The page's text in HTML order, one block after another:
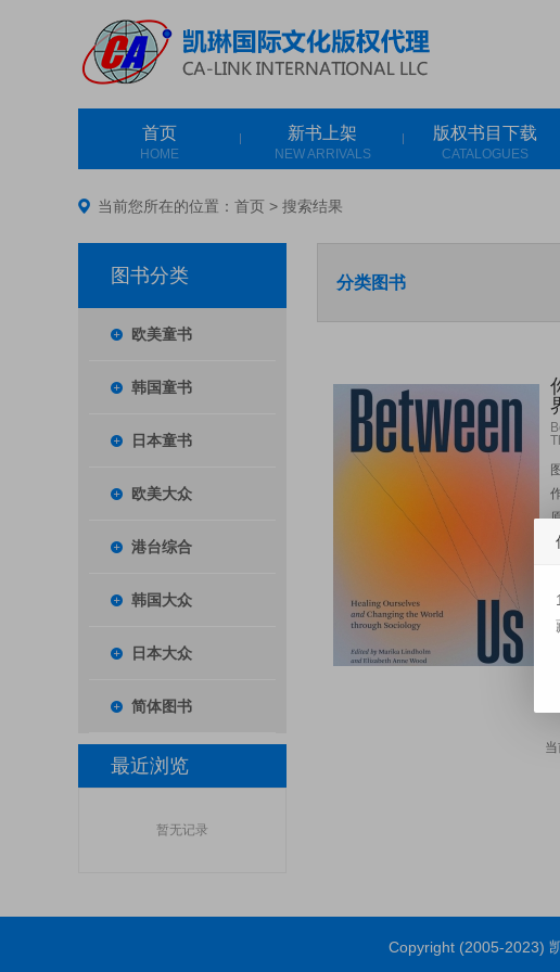
首页
HOME
新书上架
NEW ARRIVALS
版权书目下载
CATALOGUES
当前您所在的位置： 首页 > 搜索结果
图书分类
欧美童书
韩国童书
日本童书
欧美大众
港台综合
韩国大众
日本大众
简体图书
最近浏览
暂无记录
分类图书
Copyright (2005-2023)